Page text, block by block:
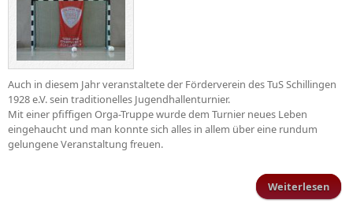
Auch in diesem Jahr veranstaltete der Förderverein des TuS Schillingen
1928 e.V. sein traditionelles Jugendhallenturnier.
Mit einer pfiffigen Orga-Truppe wurde dem Turnier neues Leben
eingehaucht und man konnte sich alles in allem über eine rundum
gelungene Veranstaltung freuen.
Weiterlesen